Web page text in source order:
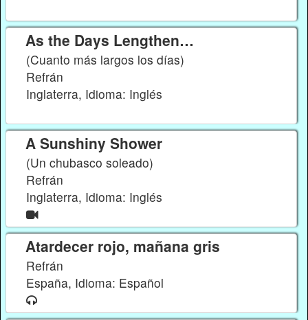
As the Days Lengthen…
(Cuanto más largos los días)
Refrán
Inglaterra, Idioma: Inglés
A Sunshiny Shower
(Un chubasco soleado)
Refrán
Inglaterra, Idioma: Inglés
Atardecer rojo, mañana gris
Refrán
España, Idioma: Español